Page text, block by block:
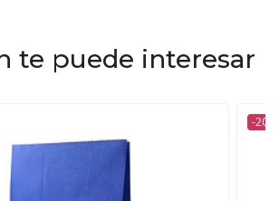
te puede interesar
-20%